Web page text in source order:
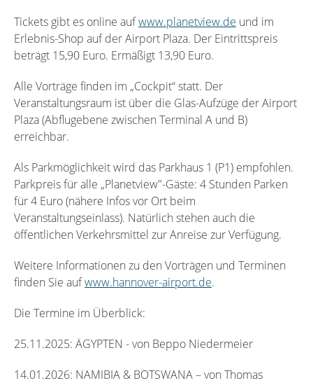
Tickets gibt es online aufwww.planetview.de und im
Erlebnis-Shop auf der Airport Plaza. Der Eintrittspreis
beträgt 15,90 Euro. Ermäßigt 13,90 Euro.
Alle Vorträge finden im „Cockpit“ statt. Der
Veranstaltungsraum ist über die Glas-Aufzüge der Airport
Plaza (Abflugebene zwischen Terminal A und B)
erreichbar.
Als Parkmöglichkeit wird das Parkhaus 1 (P1) empfohlen.
Parkpreis für alle „Planetview"-Gäste: 4 Stunden Parken
für 4 Euro (nähere Infos vor Ort beim
Veranstaltungseinlass). Natürlich stehen auch die
öffentlichen Verkehrsmittel zur Anreise zur Verfügung.
Weitere Informationen zu den Vorträgen und Terminen
finden Sie aufwww.hannover-airport.de.
Die Termine im Überblick:
25.11.2025: ÄGYPTEN - von Beppo Niedermeier
14.01.2026: NAMIBIA & BOTSWANA – von Thomas